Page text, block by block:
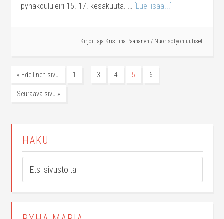
pyhäkoululeiri 15.-17. kesäkuuta. … [Lue lisää...]
Kirjoittaja Kristiina Paananen / Nuorisotyön uutiset
« Edellinen sivu 1 … 3 4 5 6
Seuraava sivu »
HAKU